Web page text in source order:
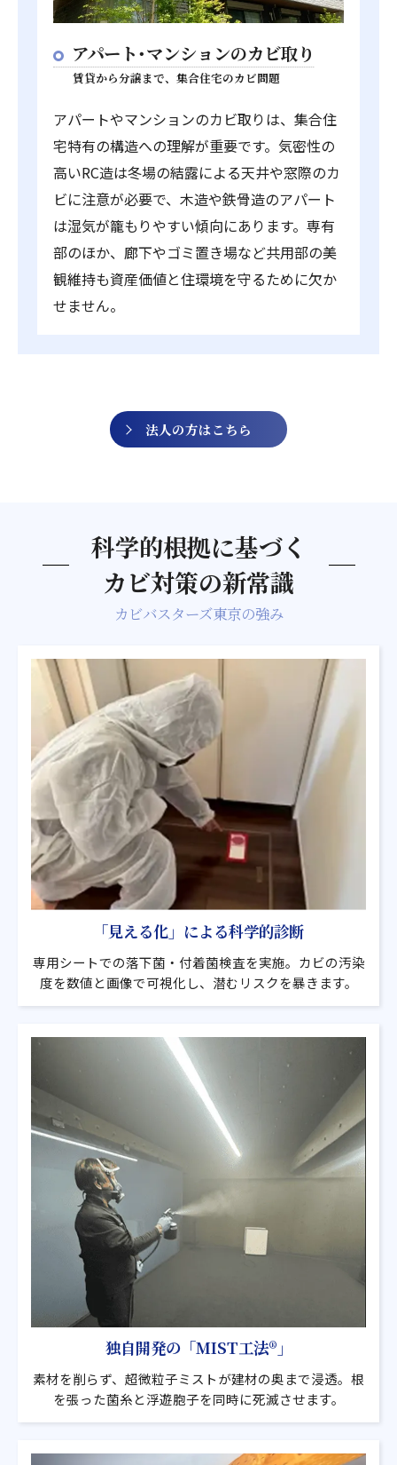
アパート･マンションのカビ取り
賃貸から分譲まで、集合住宅のカビ問題
アパートやマンションのカビ取りは、集合住
宅特有の構造への理解が重要です。気密性の
高いRC造は冬場の結露による天井や窓際のカ
ビに注意が必要で、木造や鉄骨造のアパート
は湿気が籠もりやすい傾向にあります。専有
部のほか、廊下やゴミ置き場など共用部の美
観維持も資産価値と住環境を守るために欠か
せません。
法人の方はこちら
科学的根拠に基づく
カビ対策の新常識
カビバスターズ東京の強み
「見える化」による科学的診断
専用シートでの落下菌・付着菌検査を実施。カビの汚染
度を数値と画像で可視化し、潜むリスクを暴きます。
独自開発の「MIST工法®」
素材を削らず、超微粒子ミストが建材の奥まで浸透。根
を張った菌糸と浮遊胞子を同時に死滅させます。